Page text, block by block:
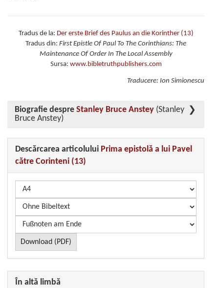
Tradus de la: Der erste Brief des Paulus an die Korinther (13)
Tradus din: First Epistle Of Paul To The Corinthians: The
Maintenance Of Order In The Local Assembly
Sursa: www.bibletruthpublishers.com
Traducere: Ion Simionescu
Biografie despre Stanley Bruce Anstey (Stanley
Bruce Anstey)
Descărcarea articolului Prima epistolă a lui Pavel
către Corinteni (13)
Download (PDF)
În altă limbă